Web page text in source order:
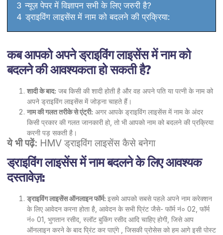
3 न्यूज़ पेपर में विज्ञापन सभी के लिए जरुरी है?
4 ड्राइविंग लाइसेंस में नाम को बदलने की प्रक्रिया:
कब आपको अपने ड्राइविंग लाइसेंस में नाम को
बदलने की आवश्यकता हो सकती है?
शादी के बाद: जब किसी की शादी होती है और वह अपने पति या पत्नी के नाम को
अपने ड्राइविंग लाइसेंस में जोड़ना चाहते हैं।
नाम की गलत तरीके से एंट्री: अगर आपके ड्राइविंग लाइसेंस में नाम के अंदर
किसी प्रकार की गलत जानकारी हो, तो भी आपको नाम को बदलने की प्रक्रिया
करनी पड़ सकती है।
ये भी पढ़ें: HMV ड्राइविंग लाइसेंस कैसे बनेगा
ड्राइविंग लाइसेंस में नाम बदलने के लिए आवश्यक
दस्तावेज़:
ड्राइविंग लाइसेंस ऑनलाइन फॉर्म: इसमे आपको सबसे पहले अपने नाम करेक्शन
के लिए आवेदन करना होता है, आवेदन के सभी प्रिंट जैसे- फॉर्म नं० 02, फॉर्म
नं० 01, भुगतान रसीद, स्लॉट बुकिंग रसीद आदि चाहिए होगी, जिसे आप
ऑनलाइन करने के बाद प्रिंट कर पाएंगे , जिसकी प्रोसेस को हम आगे इसी पोस्ट